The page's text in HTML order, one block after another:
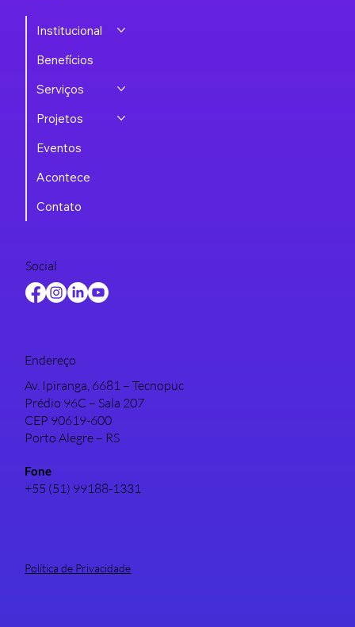
Institucional
Benefícios
Serviços
Projetos
Eventos
Acontece
Contato
Social
Endereço
Av. Ipiranga, 6681 – Tecnopuc
Prédio 96C – Sala 207
CEP 90619-600
Porto Alegre – RS
Fone
+55 (51) 99188-1331
Política de Privacidade